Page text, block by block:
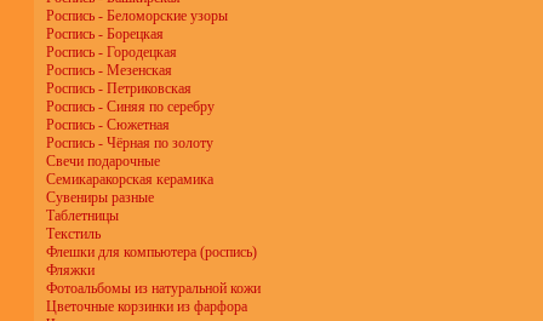
Роспись - Беломорские узоры
Роспись - Борецкая
Роспись - Городецкая
Роспись - Мезенская
Роспись - Петриковская
Роспись - Синяя по серебру
Роспись - Сюжетная
Роспись - Чёрная по золоту
Свечи подарочные
Семикаракорская керамика
Сувениры разные
Таблетницы
Текстиль
Флешки для компьютера (роспись)
Фляжки
Фотоальбомы из натуральной кожи
Цветочные корзинки из фарфора